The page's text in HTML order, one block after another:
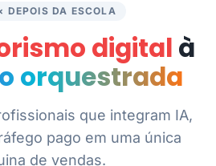
DEPOIS DA ESCOLA
digital à
orquestrada
que integram IA,
pago em uma única
de vendas.